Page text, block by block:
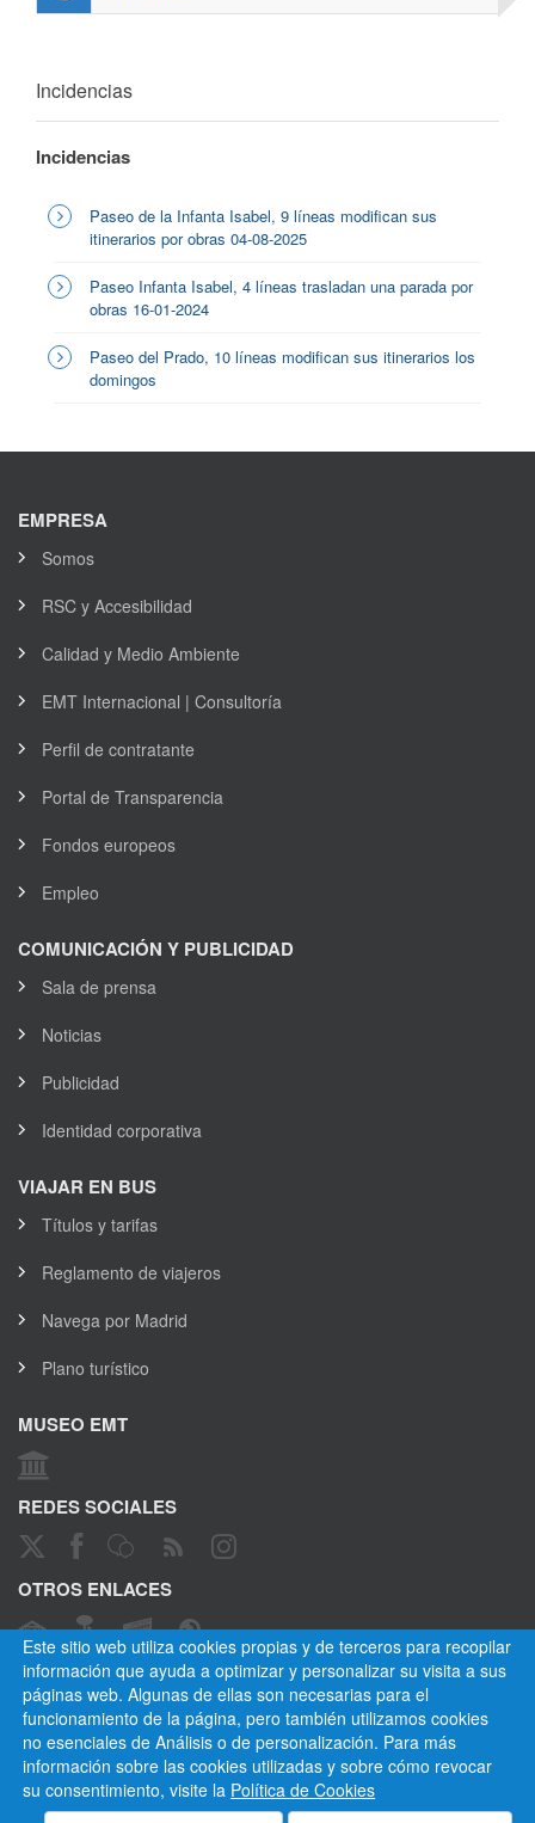
Incidencias
Incidencias
Paseo de la Infanta Isabel, 9 líneas modifican sus
itinerarios por obras 04-08-2025
Paseo Infanta Isabel, 4 líneas trasladan una parada por
obras 16-01-2024
Paseo del Prado, 10 líneas modifican sus itinerarios los
domingos
Este sitio web utiliza cookies propias y de terceros para recopilar
información que ayuda a optimizar y personalizar su visita a sus
páginas web. Algunas de ellas son necesarias para el
funcionamiento de la página, pero también utilizamos cookies
no esenciales de Análisis o de personalización. Para más
información sobre las cookies utilizadas y sobre cómo revocar
su consentimiento, visite la Política de Cookies
EMPRESA
Somos
RSC y Accesibilidad
Calidad y Medio Ambiente
EMT Internacional | Consultoría
Perfil de contratante
Portal de Transparencia
Fondos europeos
Empleo
COMUNICACIÓN Y PUBLICIDAD
Sala de prensa
Noticias
Publicidad
Identidad corporativa
VIAJAR EN BUS
Títulos y tarifas
Reglamento de viajeros
Navega por Madrid
Plano turístico
MUSEO EMT
REDES SOCIALES
OTROS ENLACES
CANAL ÉTICO
Empresa Municipal de Transportes de Madrid, S. A.